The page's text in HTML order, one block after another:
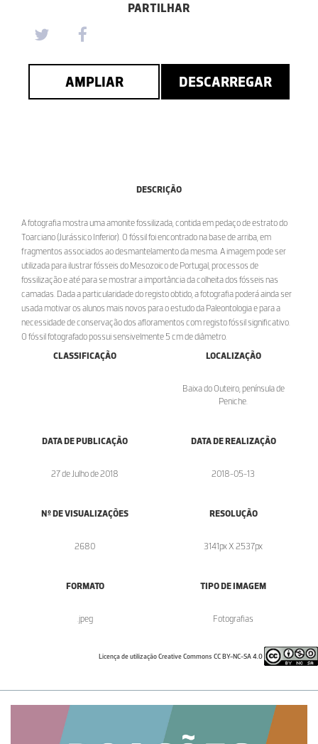
PARTILHAR
AMPLIAR DESCARREGAR
DESCRIÇÃO
A fotografia mostra uma amonite fossilizada, contida em pedaço de estrato do
Toarciano (Jurássico Inferior). O fóssil foi encontrado na base de arriba, em
fragmentos associados ao desmantelamento da mesma. A imagem pode ser
utilizada para ilustrar fósseis do Mesozoico de Portugal, processos de
fossilização e até para se mostrar a importância da colheita dos fósseis nas
camadas. Dada a particularidade do registo obtido, a fotografia poderá ainda ser
usada motivar os alunos mais novos para o estudo da Paleontologia e para a
necessidade de conservação dos afloramentos com registo fóssil significativo.
O fóssil fotografado possui sensivelmente 5 cm de diâmetro.
CLASSIFICAÇÃO
LOCALIZAÇÃO
Baixa do Outeiro, península de
Peniche.
DATA DE PUBLICAÇÃO
27 de Julho de 2018
DATA DE REALIZAÇÃO
2018-05-13
Nº DE VISUALIZAÇÕES
2680
RESOLUÇÃO
3141px X 2537px
FORMATO
.jpeg
TIPO DE IMAGEM
Fotografias
Licença de utilização Creative Commons CC BY-NC-SA 4.0